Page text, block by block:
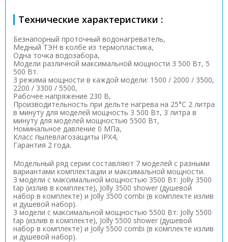
Технические характеристики :
Безнапорный проточный водонагреватель,
Медный ТЭН в колбе из термопластика,
Одна точка водозабора,
Модели различной максимальной мощности 3 500 Вт, 5
500 Вт.
3 режима мощности в каждой модели: 1500 / 2000 / 3500,
2200 / 3300 / 5500,
Рабочее напряжение 230 В,
Производительность при дельте нагрева на 25°С 2 литра
в минуту для моделей мощность 3 500 Вт, 3 литра в
минуту для моделей мощностью 5500 Вт,
Номинальное давление 0 МПа,
Класс пылевлагозащиты IPX4,
Гарантия 2 года.
Модельный ряд серии составляют 7 моделей с разными
вариантами комплектации и максимальной мощности.
3 модели с максимальной мощностью 3500 Вт: Jolly 3500
tap (излив в комплекте), Jolly 3500 shower (душевой
набор в комплекте) и Jolly 3500 combi (в комплекте излив
и душевой набор).
3 модели с максимальной мощностью 5500 Вт: Jolly 5500
tap (излив в комплекте), Jolly 5500 shower (душевой
набор в комплекте) и Jolly 5500 combi (в комплекте излив
и душевой набор).